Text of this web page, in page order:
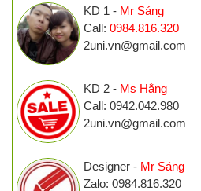
KD 1 - Mr Sáng
Call: 0984.816.320
2uni.vn@gmail.com
KD 2 - Ms Hằng
Call: 0942.042.980
2uni.vn@gmail.com
Designer - Mr Sáng
Zalo: 0984.816.320